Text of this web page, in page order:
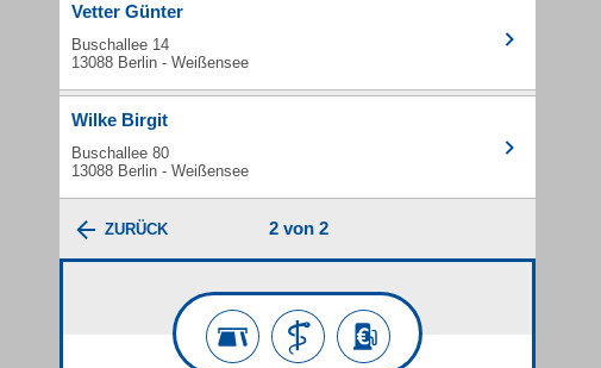
Vetter Günter
Buschallee 14
13088 Berlin - Weißensee
Wilke Birgit
Buschallee 80
13088 Berlin - Weißensee
ZURÜCK 2 von 2